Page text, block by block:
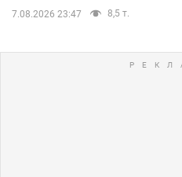
7.08.2026 23:47 8,5 т.